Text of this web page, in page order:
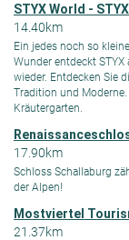
STYX World -
14.40km
Ein jedes noch so
Wunder entdeckt
wieder. Entdecken Sie
Tradition und
Kräutergarten.
17.90km
Schloss Schallaburg
der Alpen!
Mostviertel
21.37km